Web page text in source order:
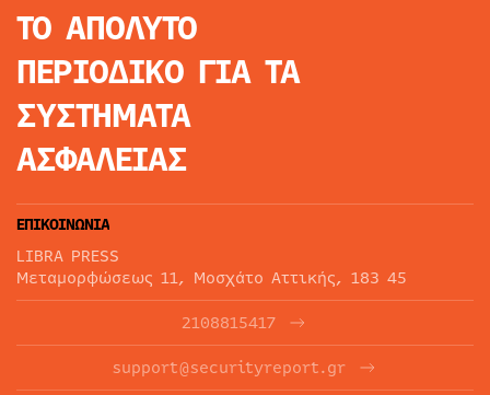
ΤΟ ΑΠΟΛΥΤΟ
ΠΕΡΙΟΔΙΚΟ ΓΙΑ ΤΑ
ΣΥΣΤΗΜΑΤΑ
ΑΣΦΑΛΕΙΑΣ
ΕΠΙΚΟΙΝΩΝΙΑ
LIBRA PRESS
Μεταμορφώσεως 11, Μοσχάτο Αττικής, 183 45
2108815417
support@securityreport.gr